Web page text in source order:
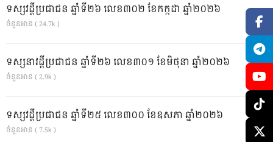
ទស្សវដ្តីប្រជាជន ឆ្នាំទី២៦ លេខ៣០២ ខែកក្កដា ឆ្នាំ២០២៦
ចំនួនអាន ( 24.7k )
ទស្សនាវដ្ដីប្រជាជន ឆ្នាំទី២៦ លេខ៣០១ ខែមិថុនា ឆ្នាំ២០២៦
ចំនួនអាន ( 2.9k )
ទស្សវដ្តីប្រជាជន ឆ្នាំទី២៥ លេខ៣០០ ខែឧសភា ឆ្នាំ២០២៦
ចំនួនអាន ( 7.5k )